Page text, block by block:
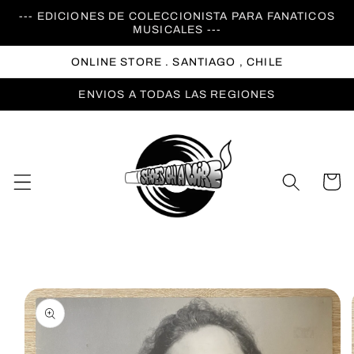
directamente
--- EDICIONES DE COLECCIONISTA PARA FANATICOS
MUSICALES ---
ONLINE STORE . SANTIAGO , CHILE
ENVIOS A TODAS LAS REGIONES
Carrito
directamente
a la
información
del producto